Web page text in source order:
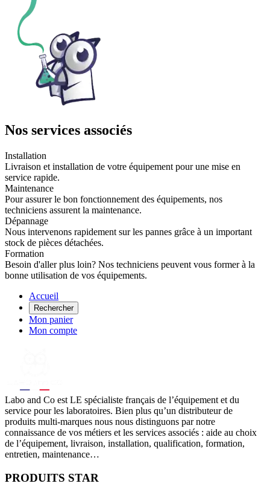
Nos services associés
Installation
Livraison et installation de votre équipement pour une mise en
service rapide.
Maintenance
Pour assurer le bon fonctionnement des équipements, nos
techniciens assurent la maintenance.
Dépannage
Nous intervenons rapidement sur les pannes grâce à un important
stock de pièces détachées.
Formation
Besoin d'aller plus loin? Nos techniciens peuvent vous former à la
bonne utilisation de vos équipements.
Accueil
Rechercher
Mon panier
Mon compte
Labo and Co est LE spécialiste français de l’équipement et du
service pour les laboratoires. Bien plus qu’un distributeur de
produits multi-marques nous nous distinguons par notre
connaissance de vos métiers et les services associés : aide au choix
de l’équipement, livraison, installation, qualification, formation,
entretien, maintenance…
PRODUITS STAR